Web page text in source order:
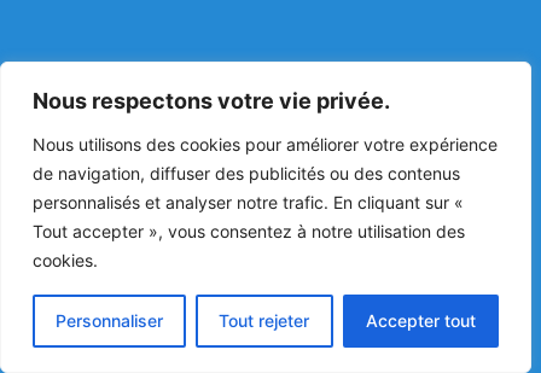
Nous respectons votre vie privée.
Nous utilisons des cookies pour améliorer votre expérience
de navigation, diffuser des publicités ou des contenus
personnalisés et analyser notre trafic. En cliquant sur «
Tout accepter », vous consentez à notre utilisation des
cookies.
Personnaliser Tout rejeter Accepter tout